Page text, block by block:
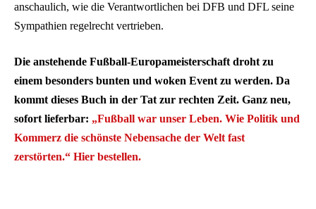
anschaulich, wie die Verantwortlichen bei DFB und DFL seine
Sympathien regelrecht vertrieben.
Die anstehende Fußball-Europameisterschaft droht zu
einem besonders bunten und woken Event zu werden. Da
kommt dieses Buch in der Tat zur rechten Zeit. Ganz neu,
sofort lieferbar: „Fußball war unser Leben. Wie Politik und
Kommerz die schönste Nebensache der Welt fast
zerstörten.“ Hier bestellen.